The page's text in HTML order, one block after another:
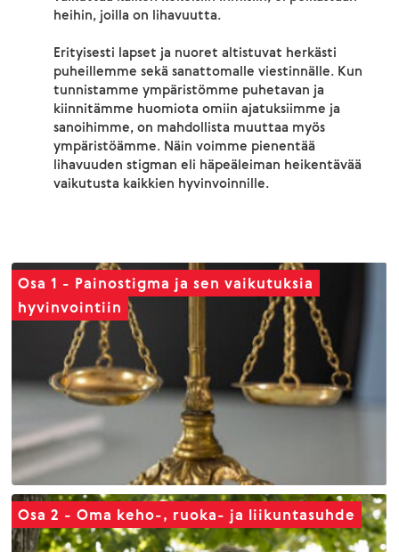
heihin, joilla on lihavuutta.
Erityisesti lapset ja nuoret altistuvat herkästi
puheillemme sekä sanattomalle viestinnälle. Kun
tunnistamme ympäristömme puhetavan ja
kiinnitämme huomiota omiin ajatuksiimme ja
sanoihimme, on mahdollista muuttaa myös
ympäristöämme. Näin voimme pienentää
lihavuuden stigman eli häpeäleiman heikentävää
vaikutusta kaikkien hyvinvoinnille.
Osa 1 - Painostigma ja sen vaikutuksia
hyvinvointiin
Osa 2 - Oma keho-, ruoka- ja liikuntasuhde